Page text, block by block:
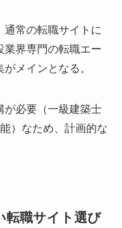
通常の転職サイトに
業界専門の転職エー
メインとなる。
が必要（一級建築士
）なため、計画的な
転職サイト選び